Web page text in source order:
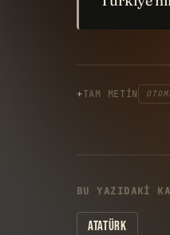
TAM METIN
BU YAZIDAKI
ATATÜRK